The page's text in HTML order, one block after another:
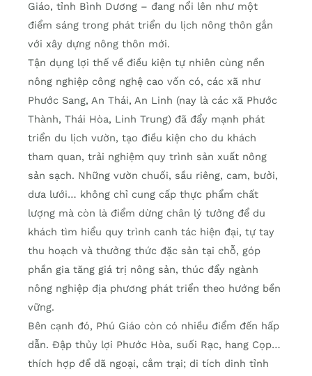
Giáo, tỉnh Bình Dương – đang nổi lên như một
điểm sáng trong phát triển du lịch nông thôn gắn
với xây dựng nông thôn mới.
Tận dụng lợi thế về điều kiện tự nhiên cùng nền
nông nghiệp công nghệ cao vốn có, các xã như
Phước Sang, An Thái, An Linh (nay là các xã Phước
Thành, Thái Hòa, Linh Trung) đã đẩy mạnh phát
triển du lịch vườn, tạo điều kiện cho du khách
tham quan, trải nghiệm quy trình sản xuất nông
sản sạch. Những vườn chuối, sầu riêng, cam, bưởi,
dưa lưới… không chỉ cung cấp thực phẩm chất
lượng mà còn là điểm dừng chân lý tưởng để du
khách tìm hiểu quy trình canh tác hiện đại, tự tay
thu hoạch và thưởng thức đặc sản tại chỗ, góp
phần gia tăng giá trị nông sản, thúc đẩy ngành
nông nghiệp địa phương phát triển theo hướng bền
vững.
Bên cạnh đó, Phú Giáo còn có nhiều điểm đến hấp
dẫn. Đập thủy lợi Phước Hòa, suối Rạc, hang Cọp…
thích hợp để dã ngoại, cắm trại; di tích dinh tỉnh